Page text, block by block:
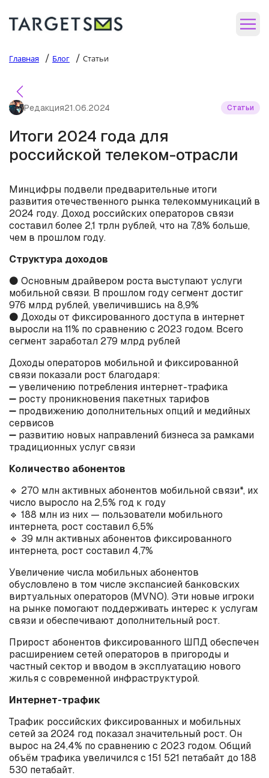
Главная / Блог / Статьи
Редакция21.06.2024 Статьи
Итоги 2024 года для
российской телеком-отрасли
Минцифры подвели предварительные итоги
развития отечественного рынка телекоммуникаций в
2024 году. Доход российских операторов связи
составил более 2,1 трлн рублей, что на 7,8% больше,
чем в прошлом году.
Структура доходов
⚫️ Основным драйвером роста выступают услуги
мобильной связи. В прошлом году сегмент достиг
976 млрд рублей, увеличившись на 8,9%
⚫️ Доходы от фиксированного доступа в интернет
выросли на 11% по сравнению с 2023 годом. Всего
сегмент заработал 279 млрд рублей
Доходы операторов мобильной и фиксированной
связи показали рост благодаря:
➖ увеличению потребления интернет-трафика
➖ росту проникновения пакетных тарифов
➖ продвижению дополнительных опций и медийных
сервисов
➖ развитию новых направлений бизнеса за рамками
традиционных услуг связи
Количество абонентов
🔹 270 млн активных абонентов мобильной связи*, их
число выросло на 2,5% год к году
🔹 188 млн из них — пользователи мобильного
интернета, рост составил 6,5%
🔹 39 млн активных абонентов фиксированного
интернета, рост составил 4,7%
Увеличение числа мобильных абонентов
обусловлено в том числе экспансией банковских
виртуальных операторов (MVNO). Эти новые игроки
на рынке помогают поддерживать интерес к услугам
связи и обеспечивают дополнительный рост.
Прирост абонентов фиксированного ШПД обеспечен
расширением сетей операторов в пригороды и
частный сектор и вводом в эксплуатацию нового
жилья с современной инфраструктурой.
Интернет-трафик
Трафик российских фиксированных и мобильных
сетей за 2024 год показал значительный рост. Он
вырос на 24,4% по сравнению с 2023 годом. Общий
объём трафика увеличился с 151 521 петабайт до 188
530 петабайт.